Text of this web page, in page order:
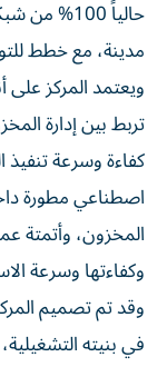
مدينة، مع خطط للتوسع لتشمل 17
ويعتمد المركز
تربط بين إدارة
كفاءة وسرعة
اصطناعي مطورة
المخزون، وأتمتة
وكفاءتها وسرعة
وقد تم تصميم
في بنيته